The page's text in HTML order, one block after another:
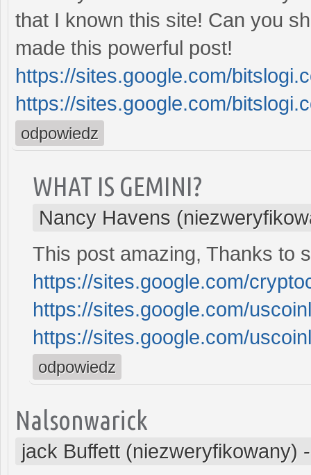
that I known this site! Can you
made this powerful post!
https://sites.google.com/
https://sites.google.com/
odpowiedz
WHAT IS GEMINI?
Nancy Havens
This post amazing, Thanks to
https://sites.google.com/
https://sites.google.com/
https://sites.google.com/
odpowiedz
Nalsonwarick
jack Buffett (niezweryfikowany)